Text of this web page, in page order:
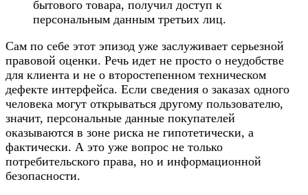
бытового товара, получил доступ к
персональным данным третьих лиц.
Сам по себе этот эпизод уже заслуживает серьезной
правовой оценки. Речь идет не просто о неудобстве
для клиента и не о второстепенном техническом
дефекте интерфейса. Если сведения о заказах одного
человека могут открываться другому пользователю,
значит, персональные данные покупателей
оказываются в зоне риска не гипотетически, а
фактически. А это уже вопрос не только
потребительского права, но и информационной
безопасности.